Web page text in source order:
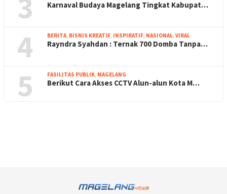
Karnaval Budaya Magelang Tingkat Kabupat…
4 BERITA, BISNIS KREATIF, INSPIRATIF, NASIONAL, VIRAL
Rayndra Syahdan : Ternak 700 Domba Tanpa…
5 FASILITAS PUBLIK, MAGELANG
Berikut Cara Akses CCTV Alun-alun Kota M…